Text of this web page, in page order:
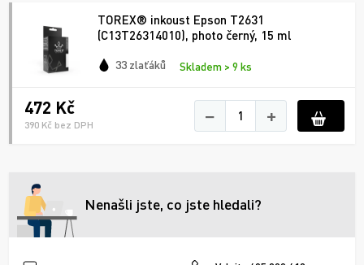
TOREX® inkoust Epson T2631
(C13T26314010), photo černý, 15 ml
33 zlaťáků Skladem > 9 ks
472 Kč
390 Kč bez DPH − +
Nenašli jste, co jste hledali?